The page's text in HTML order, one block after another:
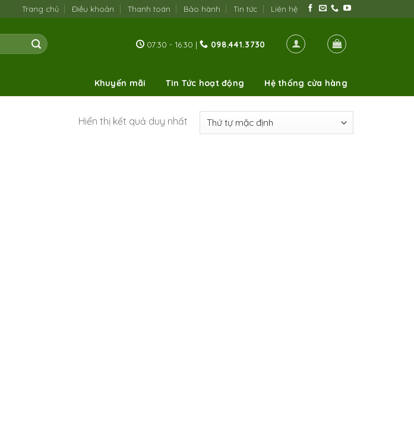
Trang chủ Điều khoản Thanh toán Bảo hành Tin tức Liên hệ
07:30 - 16:30 | 098.441.3730
Khuyến mãi Tin Tức hoạt động Hệ thống cửa hàng
Hiển thị kết quả duy nhất